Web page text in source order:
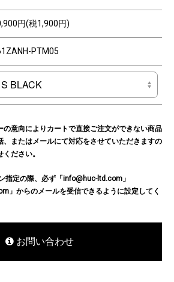
円(税1,900円)
PTM05
の意向によりカートで直接ご注文ができない商品
、またはメールにて対応をさせていただきますの
ださい。
指定の際、必ず「info@huc-ltd.com」
」からのメールを受信できるように設定してく
お問い合わせ